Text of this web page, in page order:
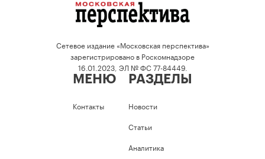
Сетевое издание «Московская перспектива»
зарегистрировано в Роскомнадзоре
16.01.2023, ЭЛ № ФС 77-84449.
МЕНЮ
Контакты
РАЗДЕЛЫ
Новости
Статьи
Аналитика